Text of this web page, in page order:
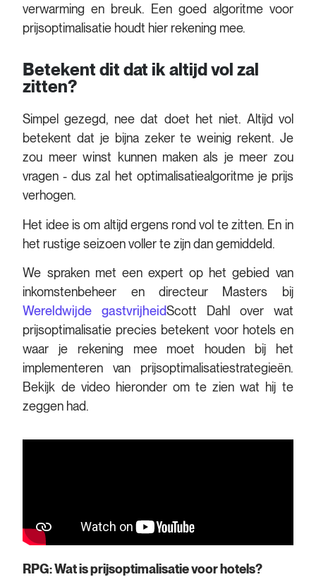
verwarming en breuk. Een goed algoritme voor
prijsoptimalisatie houdt hier rekening mee.
Betekent dit dat ik altijd vol zal
zitten?
Simpel gezegd, nee dat doet het niet. Altijd vol
betekent dat je bijna zeker te weinig rekent. Je
zou meer winst kunnen maken als je meer zou
vragen - dus zal het optimalisatiealgoritme je prijs
verhogen.
Het idee is om altijd ergens rond vol te zitten. En in
het rustige seizoen voller te zijn dan gemiddeld.
We spraken met een expert op het gebied van
inkomstenbeheer en directeur Masters bij
Wereldwijde gastvrijheidScott Dahl over wat
prijsoptimalisatie precies betekent voor hotels en
waar je rekening mee moet houden bij het
implementeren van prijsoptimalisatiestrategieën.
Bekijk de video hieronder om te zien wat hij te
zeggen had.
RPG: Wat is prijsoptimalisatie voor hotels?